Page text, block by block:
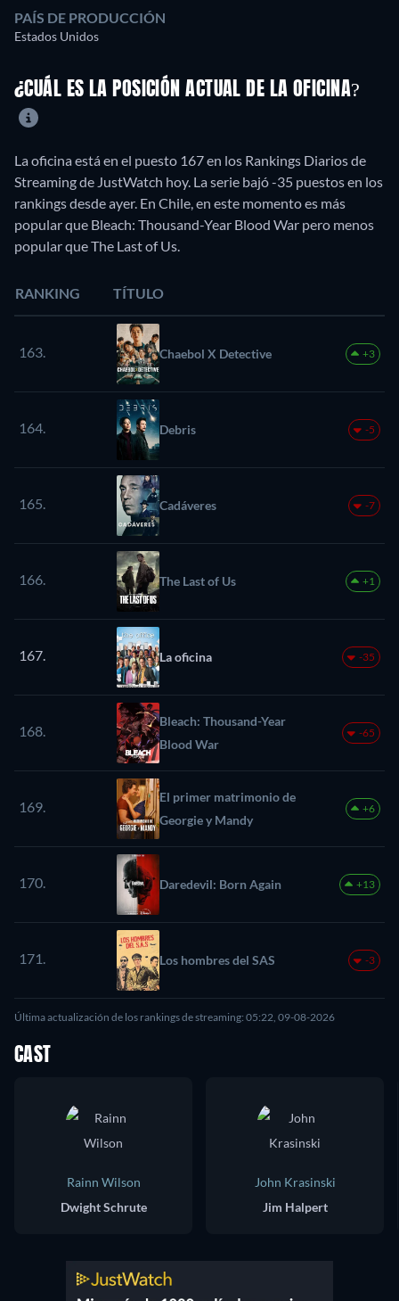
PAÍS DE PRODUCCIÓN
Estados Unidos
¿CUÁL ES LA POSICIÓN ACTUAL DE LA OFICINA?
La oficina está en el puesto 167 en los Rankings Diarios de
Streaming de JustWatch hoy. La serie bajó -35 puestos en los
rankings desde ayer. En Chile, en este momento es más
popular que Bleach: Thousand-Year Blood War pero menos
popular que The Last of Us.
RANKING TÍTULO
163. Chaebol X Detective +3
164. Debris -5
165. Cadáveres -7
166. The Last of Us +1
167. La oficina -35
168.
Bleach: Thousand-Year
Blood War
-65
169.
El primer matrimonio de
Georgie y Mandy
+6
170. Daredevil: Born Again +13
171. Los hombres del SAS -3
Última actualización de los rankings de streaming: 05:22, 09-08-2026
CAST
Rainn Wilson
Dwight Schrute
John Krasinski
Jim Halpert